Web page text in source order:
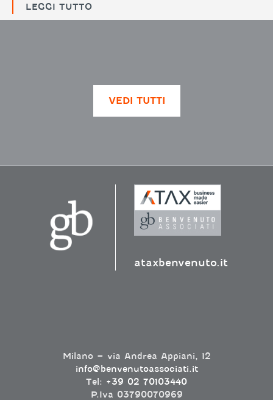
LEGGI TUTTO
VEDI TUTTI
ataxbenvenuto.it
Milano – via Andrea Appiani, 12
info@benvenutoassociati.it
Tel: +39 02 70103440
P.Iva 03790070969